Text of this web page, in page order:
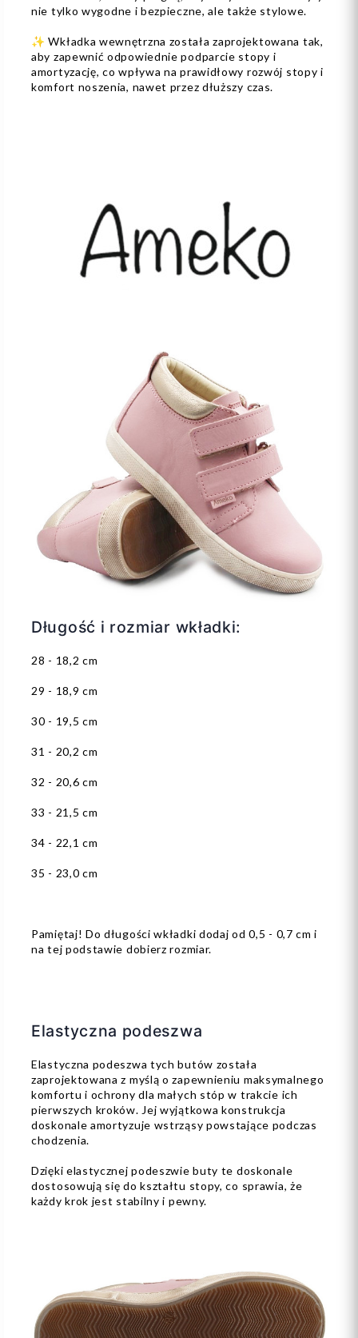
nie tylko wygodne i bezpieczne, ale także stylowe.
✨ Wkładka wewnętrzna została zaprojektowana tak,
aby zapewnić odpowiednie podparcie stopy i
amortyzację, co wpływa na prawidłowy rozwój stopy i
komfort noszenia, nawet przez dłuższy czas.
Długość i rozmiar wkładki:
28 - 18,2 cm
29 - 18,9 cm
30 - 19,5 cm
31 - 20,2 cm
32 - 20,6 cm
33 - 21,5 cm
34 - 22,1 cm
35 - 23,0 cm
Pamiętaj! Do długości wkładki dodaj od 0,5 - 0,7 cm i
na tej podstawie dobierz rozmiar.
Elastyczna podeszwa
Elastyczna podeszwa tych butów została
zaprojektowana z myślą o zapewnieniu maksymalnego
komfortu i ochrony dla małych stóp w trakcie ich
pierwszych kroków. Jej wyjątkowa konstrukcja
doskonale amortyzuje wstrząsy powstające podczas
chodzenia.
Dzięki elastycznej podeszwie buty te doskonale
dostosowują się do kształtu stopy, co sprawia, że
każdy krok jest stabilny i pewny.